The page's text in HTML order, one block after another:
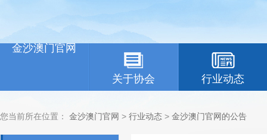
金沙澳门官网
关于协会 行业动态
您当前所在位置： 金沙澳门官网 > 行业动态 > 金沙澳门官网的公告